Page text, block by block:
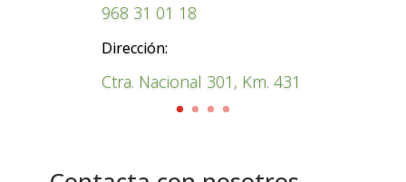
968 31 01 18
Dirección:
Ctra. Nacional 301, Km. 431